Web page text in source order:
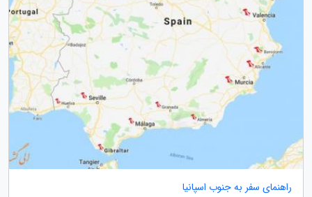
راهنمای سفر به جنوب اسپانیا